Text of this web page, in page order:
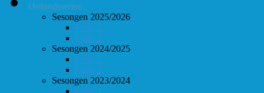
Østlandsserien
Sesongen 2025/2026
Follo 1
Follo 2
Sesongen 2024/2025
Follo 1
Follo 2
Sesongen 2023/2024
Follo 1